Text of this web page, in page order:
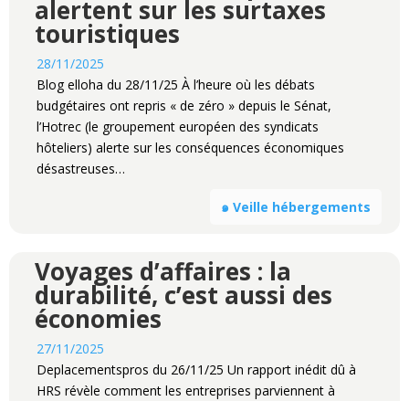
alertent sur les surtaxes
touristiques
28/11/2025
Blog elloha du 28/11/25 À l’heure où les débats
budgétaires ont repris « de zéro » depuis le Sénat,
l’Hotrec (le groupement européen des syndicats
hôteliers) alerte sur les conséquences économiques
désastreuses…
๑ Veille hébergements
Voyages d’affaires : la
durabilité, c’est aussi des
économies
27/11/2025
Deplacementspros du 26/11/25 Un rapport inédit dû à
HRS révèle comment les entreprises parviennent à